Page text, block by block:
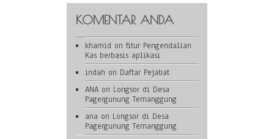
KOMENTAR ANDA
khamid on fitur Pengendalian
Kas berbasis aplikasi
indah on Daftar Pejabat
ANA on Longsor di Desa
Pagergunung Temanggung
ana on Longsor di Desa
Pagergunung Temanggung